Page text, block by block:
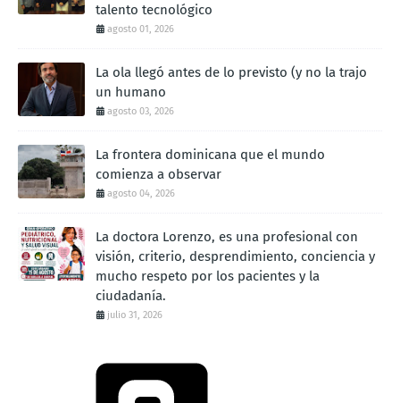
talento tecnológico
agosto 01, 2026
La ola llegó antes de lo previsto (y no la trajo
un humano
agosto 03, 2026
La frontera dominicana que el mundo
comienza a observar
agosto 04, 2026
La doctora Lorenzo, es una profesional con
visión, criterio, desprendimiento, conciencia y
mucho respeto por los pacientes y la
ciudadanía.
julio 31, 2026